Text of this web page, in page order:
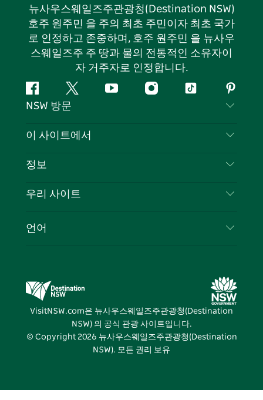
뉴사우스웨일즈주관광청(Destination NSW)
호주 원주민 을 주의 최초 주민이자 최초 국가
로 인정하고 존중하며, 호주 원주민 을 뉴사우
스웨일즈주 주 땅과 물의 전통적인 소유자이
자 거주자로 인정합니다.
페
이
북
지
다
유
인
틱
핀
터
스
NSW 방문
문의하기
쿠키 고지
이 사이트에서
목적지
이벤트
정보
여행 정보
뉴사우스웨일즈주 의 사업
우리 사이트
뉴사우스웨일즈주관광청(Destination NSW) 미디
어 센터
비비드 시드니(Vivid Sydney)
언어
VisitNSW.com은 뉴사우스웨일즈주관광청(Destination
NSW) 의 공식 관광 사이트입니다.
© Copyright 2026 뉴사우스웨일즈주관광청(Destination
NSW). 모든 권리 보유